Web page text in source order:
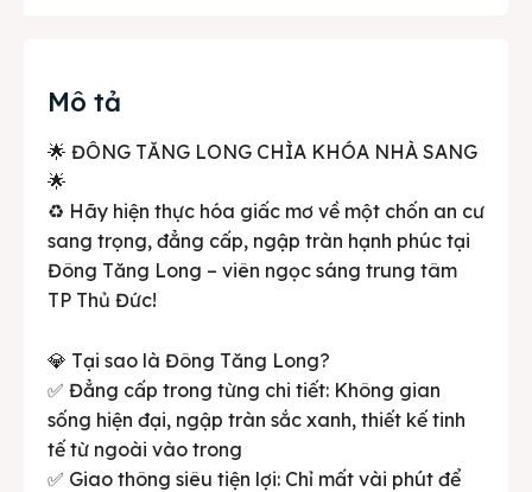
Mô tả
🌟 ĐÔNG TĂNG LONG CHÌA KHÓA NHÀ SANG
🌟
♻️ Hãy hiện thực hóa giấc mơ về một chốn an cư
sang trọng, đẳng cấp, ngập tràn hạnh phúc tại
Đông Tăng Long – viên ngọc sáng trung tâm
TP Thủ Đức!
💎 Tại sao là Đông Tăng Long?
✅ Đẳng cấp trong từng chi tiết: Không gian
sống hiện đại, ngập tràn sắc xanh, thiết kế tinh
tế từ ngoài vào trong
✅ Giao thông siêu tiện lợi: Chỉ mất vài phút để